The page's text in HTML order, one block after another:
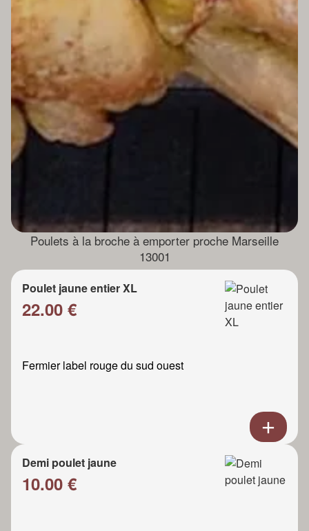
Poulets à la broche à emporter proche Marseille
13001
Poulet jaune entier XL
22.00 €
Fermier label rouge du sud ouest
Demi poulet jaune
10.00 €